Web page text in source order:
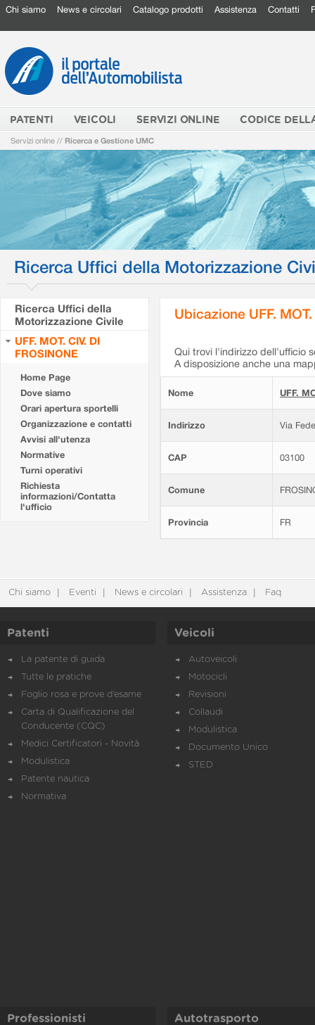
Chi siamo News e circolari Catalogo prodotti Assistenza Contatti
PATENTI VEICOLI SERVIZI ONLINE CODICE
Servizi online // Ricerca e Gestione UMC
Ricerca Uffici della Motorizzazione
Ricerca Uffici della
Motorizzazione Civile
UFF. MOT. CIV. DI
FROSINONE
Home Page
Dove siamo
Orari apertura sportelli
Organizzazione e contatti
Avvisi all'utenza
Normative
Turni operativi
Richiesta
informazioni/Contatta
l'ufficio
Ubicazione UFF.
Qui trovi l'indirizzo dell'ufficio
A disposizione anche una
Nome UFF.
Indirizzo Via
CAP 03100
Comune
Provincia FR
Chi siamo Eventi News e circolari Assistenza Faq
Patenti
La patente di guida
Tutte le pratiche
Foglio rosa e prove d’esame
Carta di Qualificazione del
Conducente (CQC)
Medici Certificatori - Novità
Modulistica
Patente nautica
Normativa
Veicoli
Autoveicoli
Motocicli
Revisioni
Collaudi
Modulistica
Documento Unico
STED
Professionisti Autotrasporto